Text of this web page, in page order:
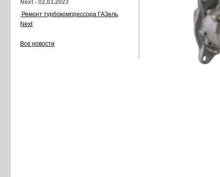
Next - 02.03.2023
Ремонт турбокомпрессора ГАЗель
Next
Все новости